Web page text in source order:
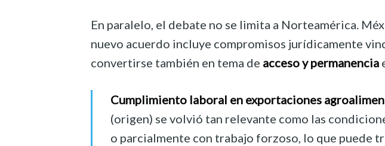
En paralelo, el debate no se limita a Norteamérica.
nuevo acuerdo incluye compromisos jurídicamente
convertirse también en tema de acceso y permanencia
Cumplimiento laboral en exportaciones
(origen) se volvió tan relevante como las
o parcialmente con trabajo forzoso, lo que puede